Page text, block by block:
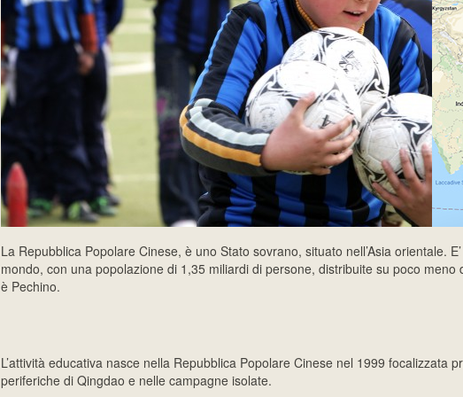
La Repubblica Popolare Cinese, è uno Stato sovrano, situato nell’Asia orientale.
mondo, con una popolazione di 1,35 miliardi di persone, distribuite su poco meno
è Pechino.
L’attività educativa nasce nella Repubblica Popolare Cinese nel 1999 focalizzata
periferiche di Qingdao e nelle campagne isolate.